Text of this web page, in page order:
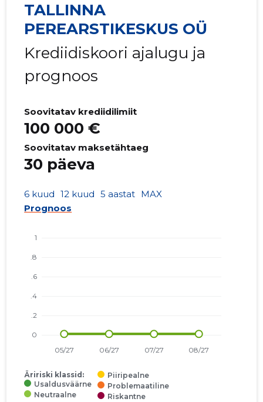
TALLINNA
PEREARSTIKESKUS OÜ
Krediidiskoori ajalugu ja
prognoos
Soovitatav krediidilimiit
100 000 €
Soovitatav maksetähtaeg
30 päeva
6 kuud 12 kuud 5 aastat MAX
Prognoos
Äririski klassid:
Usaldusväärne
Neutraalne
Piiripealne
Problemaatiline
Riskantne